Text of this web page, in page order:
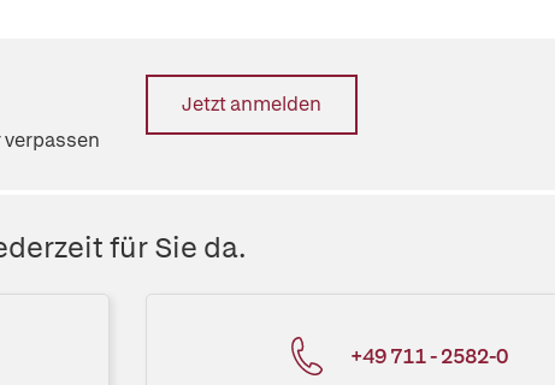
Jetzt anmelden
für Sie da.
+49 711 - 2582-0